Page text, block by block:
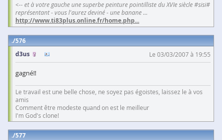
<-- et à votre gauche une superbe peinture pointilliste du XVIe siècle #sisi#
représentant - vous l'aurez deviné - une banane ...
http://www.ti83plus.online.fr/home.php...
576
d3us
Le 03/03/2007 à 19:55
gagné!!
Le travail est une belle chose, ne soyez pas égoistes, laissez le à vos
amis
Comment être modeste quand on est le meilleur
I'm God's clone!
577